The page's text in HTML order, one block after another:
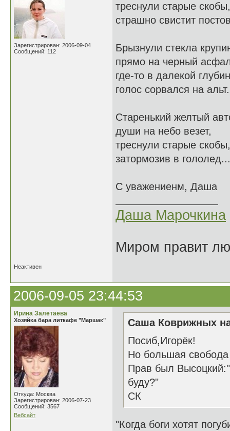
Зарегистрирован: 2006-09-04
Сообщений: 112
треснули старые скобы,
страшно свистит
Брызнули стекла
прямо на черный
где-то в далекой
голос сорвался на альт.
Старенький желтый
души на небо везет,
треснули старые скобы,
затормозив в гололед...
С уважениенм, Даша
Даша Марочкина
Миром правит
Неактивен
2006-09-05 23:44:53
Ирина Залетаева
Хозяйка бара литкафе "Маршак"
Откуда: Москва
Зарегистрирован: 2006-07-23
Сообщений: 3567
Вебсайт
Саша Коврижных
Посиб,Игорёк!
Но большая свобода
Прав был
буду?"
СК
"Когда боги хотят